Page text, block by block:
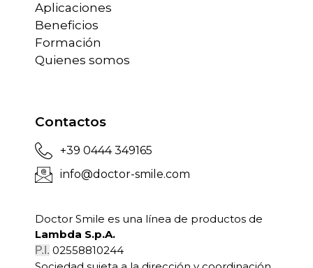
Aplicaciones
Beneficios
Formación
Quienes somos
Contactos
+39 0444 349165
info@doctor-smile.com
Doctor Smile es una línea de productos de
Lambda S.p.A.
P.I. 02558810244